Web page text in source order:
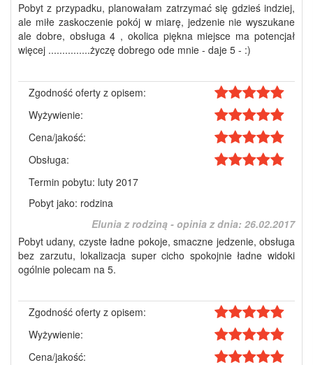
Pobyt z przypadku, planowałam zatrzymać się gdzieś indziej,
ale miłe zaskoczenie pokój w miarę, jedzenie nie wyszukane
ale dobre, obsługa 4 , okolica piękna miejsce ma potencjał
więcej ...............życzę dobrego ode mnie - daje 5 - :)
Zgodność oferty z opisem:
Wyżywienie:
Cena/jakość:
Obsługa:
Termin pobytu: luty 2017
Pobyt jako: rodzina
Elunia z rodziną - opinia z dnia: 26.02.2017
Pobyt udany, czyste ładne pokoje, smaczne jedzenie, obsługa
bez zarzutu, lokalizacja super cicho spokojnie ładne widoki
ogólnie polecam na 5.
Zgodność oferty z opisem:
Wyżywienie:
Cena/jakość: